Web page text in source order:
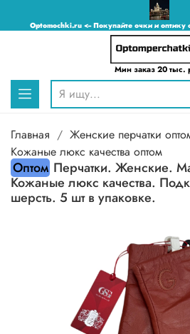
Optomochki.ru <-- Покупайте очки и
Мин заказ 20 тыс.
Главная
Женские перчатки
Кожаные люкс качества оптом
Оптом Перчатки. Женские.
Кожаные люкс качества.
шерсть. 5 шт в упаковке.